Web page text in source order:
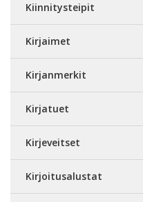
Kiinnitysteipit
Kirjaimet
Kirjanmerkit
Kirjatuet
Kirjeveitset
Kirjoitusalustat